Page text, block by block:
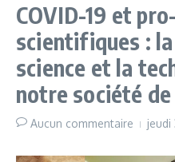
COVID-19 et
scientifiques :
science et la
notre société de
Aucun commentaire jeudi